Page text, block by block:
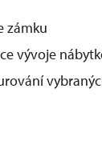
zámku
vývoje